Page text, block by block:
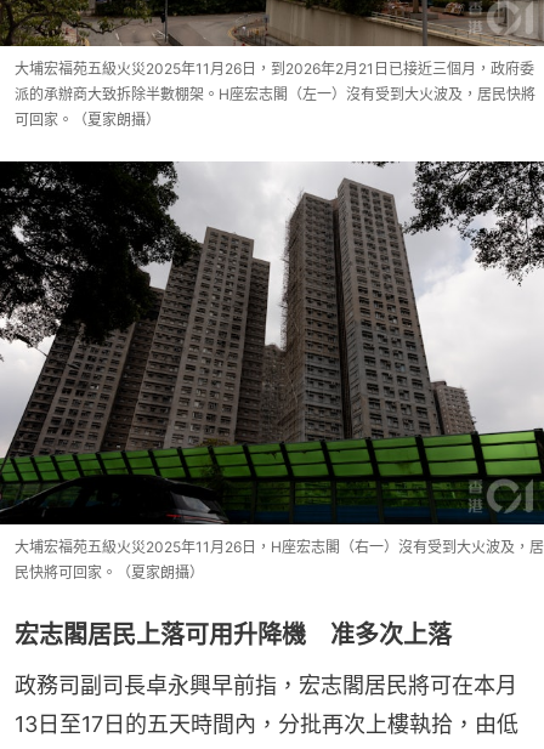
大埔宏福苑五級火災2025年11月26日，到2026年2月21日已接近三個月，政府委
派的承辦商大致拆除半數棚架。H座宏志閣（左一）沒有受到大火波及，居民快將
可回家。（夏家朗攝）
大埔宏福苑五級火災2025年11月26日，H座宏志閣（右一）沒有受到大火波及，居
民快將可回家。（夏家朗攝）
宏志閣居民上落可用升降機 准多次上落
政務司副司長卓永興早前指，宏志閣居民將可在本月
13日至17日的五天時間內，分批再次上樓執拾，由低